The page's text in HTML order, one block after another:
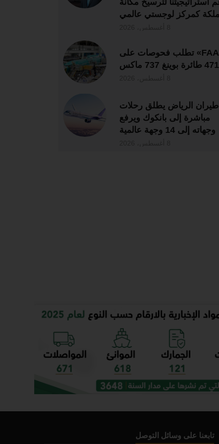
كمركز لوجستي عالمي
«FAA» تطلب فحوصات على
471 طائرة بوينغ 737 ماكس
طيران الرياض يطلق رحلات
مباشرة إلى بانكوك ويرفع
وجهاته إلى 14 وجهة عالمية
تابعنا على وسائل التوصل